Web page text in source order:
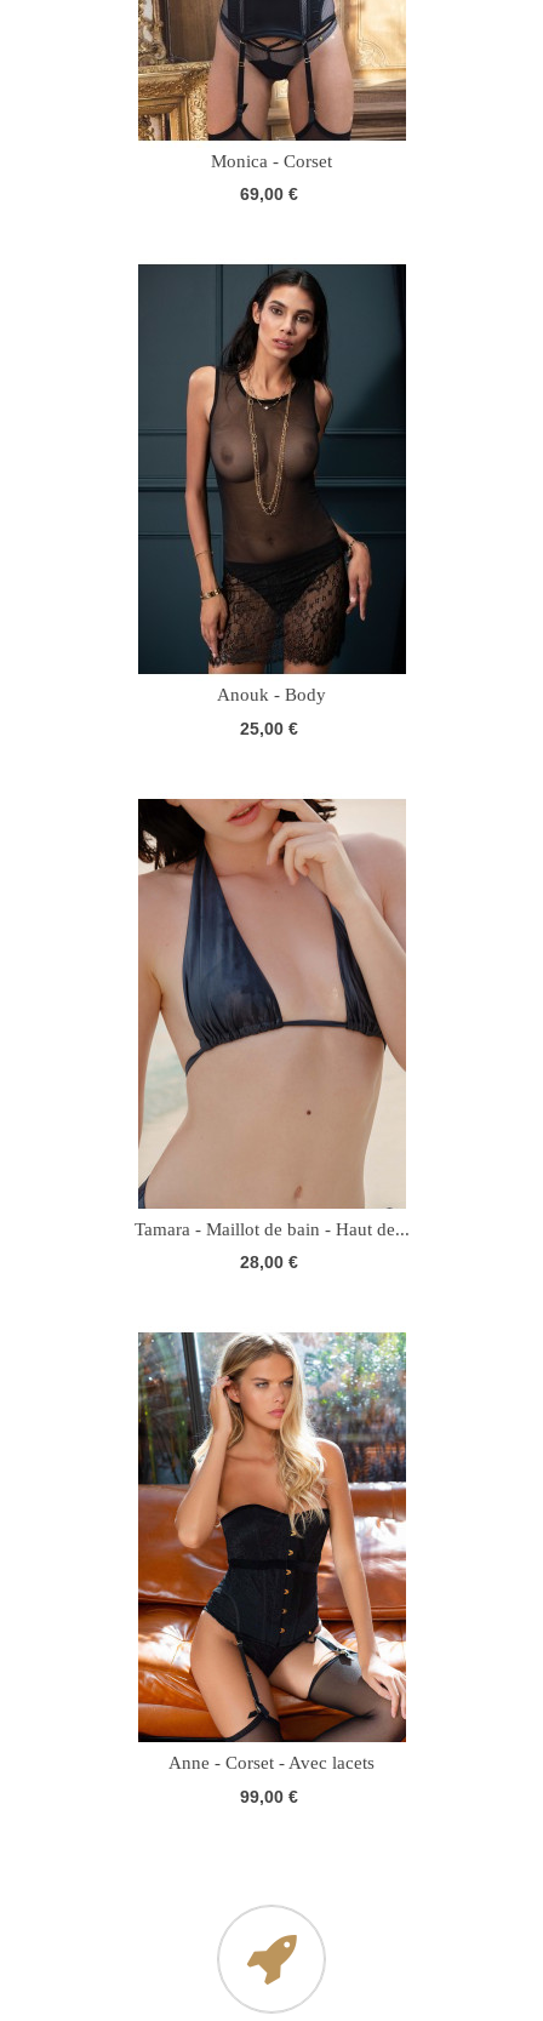
Monica - Corset
69,00 €
Anouk - Body
25,00 €
Tamara - Maillot de bain - Haut de...
28,00 €
Anne - Corset - Avec lacets
99,00 €